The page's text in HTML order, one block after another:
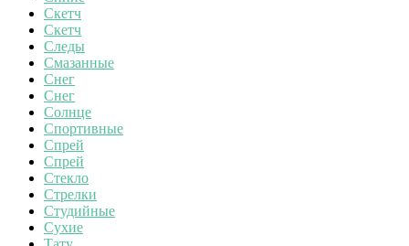
Скетч
Скетч
Следы
Смазанные
Снег
Снег
Солнце
Спортивные
Спрей
Спрей
Стекло
Стрелки
Студийные
Сухие